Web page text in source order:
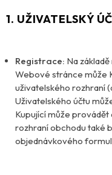
1. UŽIVATELSKÝ
Registrace: Na
Webové stránce může
uživatelského rozhraní
Uživatelského účtu
Kupující může
rozhraní obchodu také
objednávkového